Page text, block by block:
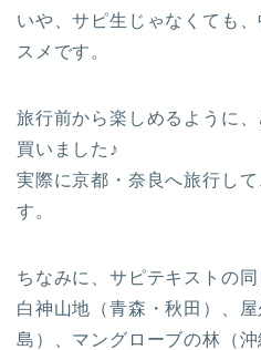
いや、サピ生じゃなくても
スメです。
旅行前から楽しめるように
買いました♪
実際に京都・奈良へ旅行し
す。
ちなみに、サピテキストの同
白神山地（青森・秋田）、
島）、マングローブの林（